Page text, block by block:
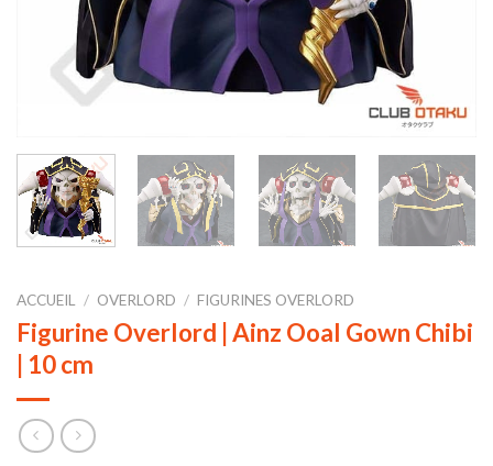
ACCUEIL / OVERLORD / FIGURINES OVERLORD
Figurine Overlord | Ainz Ooal Gown Chibi
| 10 cm